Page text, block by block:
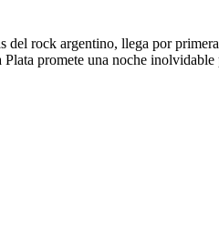
del rock argentino, llega por
promete una noche